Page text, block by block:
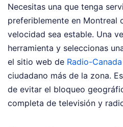
Necesitas una que tenga
preferiblemente en Montreal
velocidad sea estable. Una
herramienta y seleccionas
el sitio web de Radio-Canada
ciudadano más de la zona.
de evitar el bloqueo
completa de televisión y